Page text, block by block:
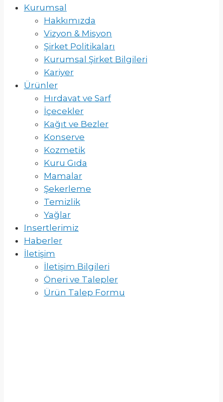
Kurumsal
Hakkımızda
Vizyon & Misyon
Şirket Politikaları
Kurumsal Şirket Bilgileri
Kariyer
Ürünler
Hırdavat ve Sarf
İçecekler
Kağıt ve Bezler
Konserve
Kozmetik
Kuru Gıda
Mamalar
Şekerleme
Temizlik
Yağlar
Insertlerimiz
Haberler
İletişim
İletişim Bilgileri
Öneri ve Talepler
Ürün Talep Formu